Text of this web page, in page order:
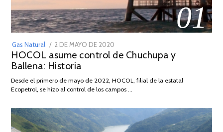
01
Gas Natural
POSTED
ON
2 DE MAYO DE 2020
DE
2026
HOCOL asume control de Chuchupa y
Ballena: Historia
Desde el primero de mayo de 2022, HOCOL, filial de la estatal
Ecopetrol, se hizo al control de los campos …